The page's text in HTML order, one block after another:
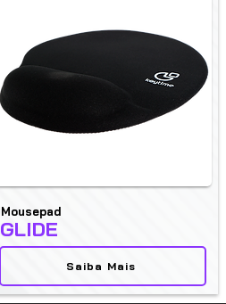
GLIDE
Mousepad
Saiba Mais